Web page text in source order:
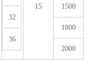
32
36
15 1500
1800
2000